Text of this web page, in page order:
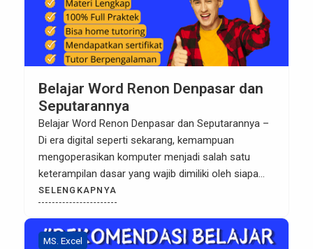
Belajar Word Renon Denpasar dan
Seputarannya
Belajar Word Renon Denpasar dan Seputarannya –
Di era digital seperti sekarang, kemampuan
mengoperasikan komputer menjadi salah satu
keterampilan dasar yang wajib dimiliki oleh siapa
pun. Baik untuk keperluan pekerjaan, pendidikan,
atau sekadar menunjang aktivitas sehari-hari,
dari kehidupan modern. Bagi Anda yang tinggal di
SELENGKAPNYA
MS. Excel